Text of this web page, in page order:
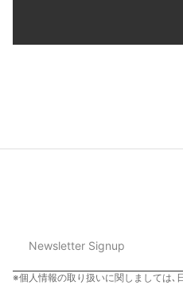
※個人情報の取り扱いに関しましては､